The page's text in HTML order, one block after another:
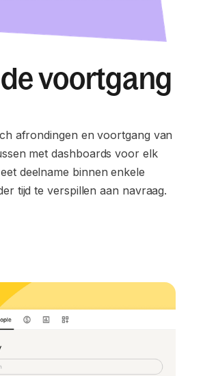
voortgang
afrondingen en voortgang van
met dashboards voor elk
deelname binnen enkele
tijd te verspillen aan navraag.